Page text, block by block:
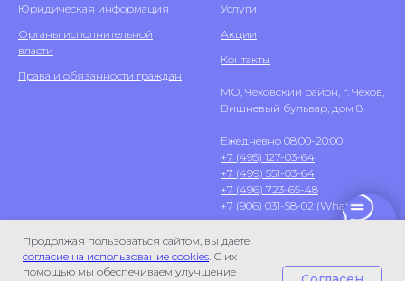
Продолжая пользоваться сайтом, вы даете
согласие на использование cookies. С их
помощью мы обеспечиваем улучшение
Юридическая информация
Органы исполнительной
власти
Права и обязанности граждан
Услуги
Акции
Контакты
МО, Чеховский район, г. Чехов,
Вишневый бульвар, дом 8
Ежедневно 08:00-20:00
+7 (495) 127-03-64
+7 (499) 551-03-64
+7 (496) 723-65-48
+7 (906) 031-58-02 (WhatsApp)